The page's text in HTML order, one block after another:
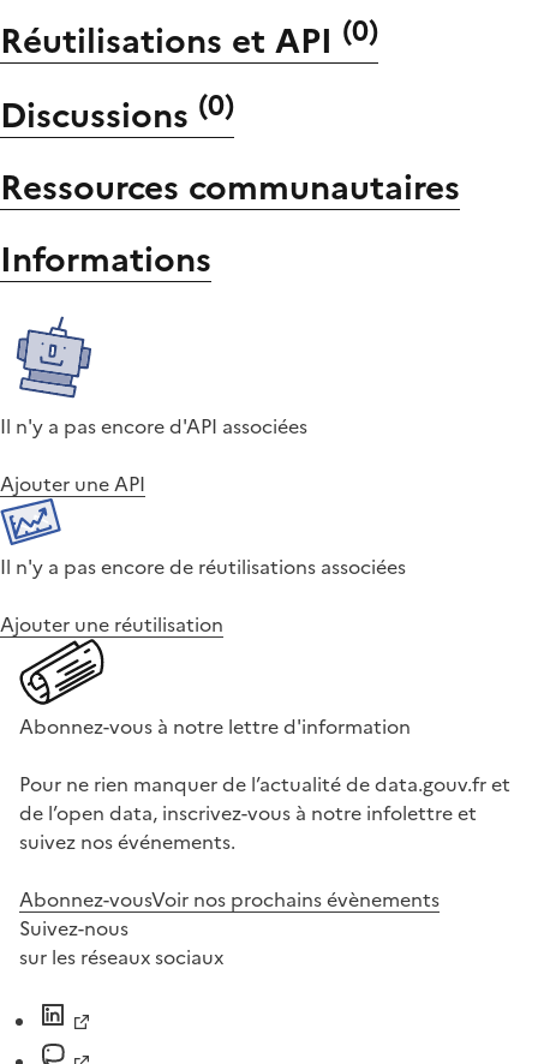
Réutilisations et API (0)
Discussions (0)
Ressources communautaires
Informations
Il n'y a pas encore d'API associées
Ajouter une API
Il n'y a pas encore de réutilisations associées
Ajouter une réutilisation
Abonnez-vous à notre lettre d'information
Pour ne rien manquer de l’actualité de data.gouv.fr et
de l’open data, inscrivez-vous à notre infolettre et
suivez nos événements.
Abonnez-vousVoir nos prochains évènements
Suivez-nous
sur les réseaux sociaux